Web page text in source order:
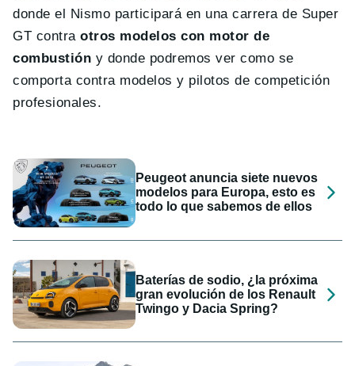
donde el Nismo participará en una carrera de Super
GT contraotros modelos con motor de
combustión y donde podremos ver como se
comporta contra modelos y pilotos de competición
profesionales.
Peugeot anuncia siete nuevos
modelos para Europa, esto es
todo lo que sabemos de ellos
Baterías de sodio, ¿la próxima
gran evolución de los Renault
Twingo y Dacia Spring?